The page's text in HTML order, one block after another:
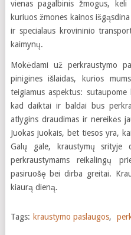
vienas pagalbinis žmogus,
kuriuos žmones kainos
ir specialaus krovininio
kaimynų.
Mokėdami už perkraustymo
pinigines išlaidas, kurios
teigiamus aspektus:
kad daiktai ir baldai bus
atlygins draudimas ir nereikės
Juokas juokais, bet tiesos yra,
Galų gale, kraustymų srityje
perkraustymams reikalingų
pasiruošę bei dirba greitai.
kiaurą dieną.
Tags: kraustymo paslaugos,